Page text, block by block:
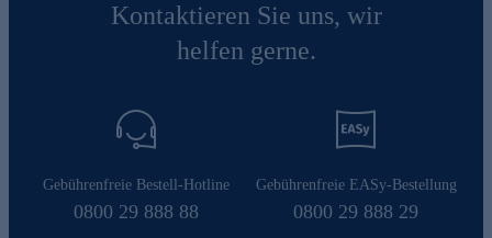
Kontaktieren Sie uns, wir
helfen gerne.
Gebührenfreie Bestell-Hotline
0800 29 888 88
Gebührenfreie EASy-Bestellung
0800 29 888 29